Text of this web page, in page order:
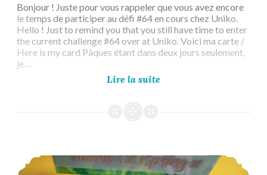
Bonjour ! Juste pour vous rappeler que vous avez encore
le temps de participer au défi #64 en cours chez Uniko.
Hello ! Just to remind you that you still have time to enter
the current challenge #64 over at Uniko. Voici ma carte /
Here is my card Pâques étant dans deux jours seulement,
je…
Lire la suite
Reminder
Uniko Challenge #64